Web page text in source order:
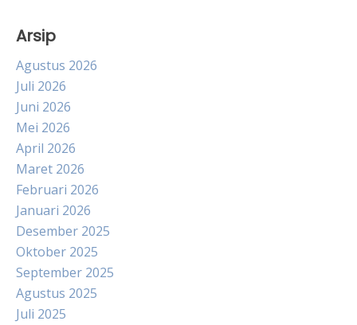
Arsip
Agustus 2026
Juli 2026
Juni 2026
Mei 2026
April 2026
Maret 2026
Februari 2026
Januari 2026
Desember 2025
Oktober 2025
September 2025
Agustus 2025
Juli 2025